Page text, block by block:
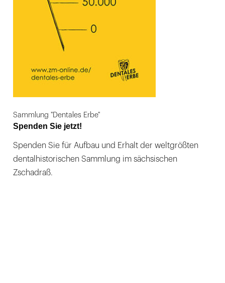
Sammlung "Dentales Erbe"
Spenden Sie jetzt!
Spenden Sie für Aufbau und Erhalt der weltgrößten
dentalhistorischen Sammlung im sächsischen
Zschadraß.